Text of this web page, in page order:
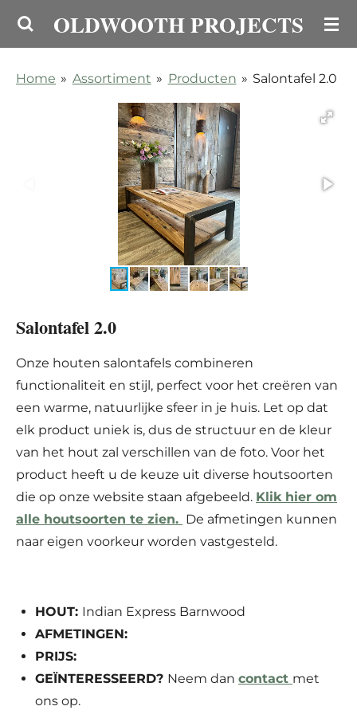
Ga
de
OLDWOOTH PROJECTS
Home » Assortiment » Producten » Salontafel 2.0
Salontafel 2.0
Onze houten salontafels combineren
functionaliteit en stijl, perfect voor het creëren van
een warme, natuurlijke sfeer in je huis. Let op dat
elk product uniek is, dus de structuur en de kleur
van het hout zal verschillen van de foto. Voor het
product heeft u de keuze uit diverse houtsoorten
die op onze website staan afgebeeld. Klik hier om
alle houtsoorten te zien. De afmetingen kunnen
naar eigen voorkeur worden vastgesteld.
HOUT: Indian Express Barnwood
AFMETINGEN:
PRIJS:
GEÏNTERESSEERD? Neem dan contact met
ons op.